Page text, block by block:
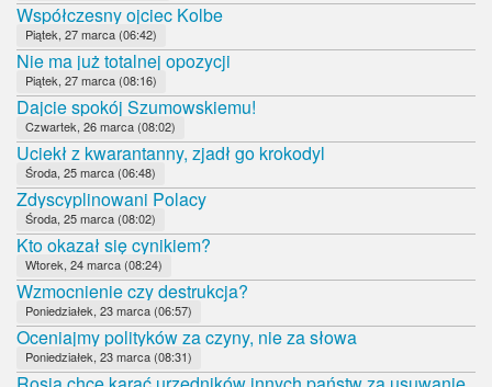
Współczesny ojciec Kolbe
Piątek, 27 marca (06:42)
Nie ma już totalnej opozycji
Piątek, 27 marca (08:16)
Dajcie spokój Szumowskiemu!
Czwartek, 26 marca (08:02)
Uciekł z kwarantanny, zjadł go krokodyl
Środa, 25 marca (06:48)
Zdyscyplinowani Polacy
Środa, 25 marca (08:02)
Kto okazał się cynikiem?
Wtorek, 24 marca (08:24)
Wzmocnienie czy destrukcja?
Poniedziałek, 23 marca (06:57)
Oceniajmy polityków za czyny, nie za słowa
Poniedziałek, 23 marca (08:31)